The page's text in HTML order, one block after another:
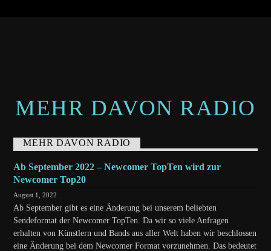
MEHR DAVON RADIO
MEHR DAVON RADIO
Ab September 2022 – Newcomer TopTen wird zur
Newcomer Top20
August 1, 2022
Ab September gibt es eine Änderung bei unserem beliebten
Sendeformat der Newcomer TopTen. Da wir so viele Anfragen
erhalten von Künstlern und Bands aus aller Welt haben wir beschlossen
eine Änderung bei dem Newcomer Format vorzunehmen. Das bedeutet